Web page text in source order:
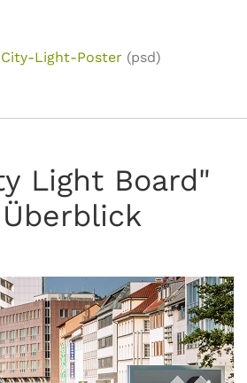
Light-Poster (psd)
Light Board"